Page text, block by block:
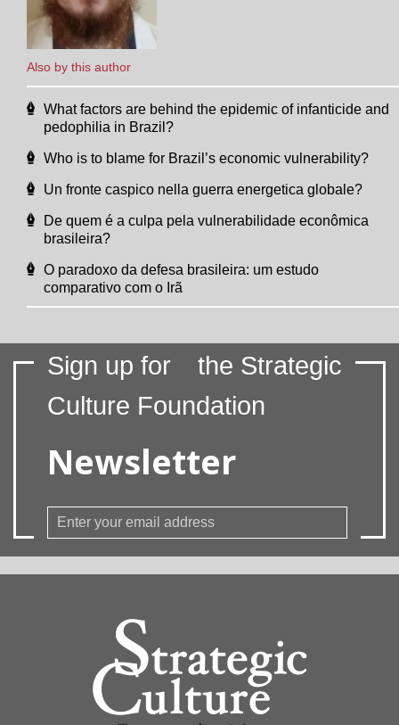
Also by this author
What factors are behind the epidemic of infanticide and
pedophilia in Brazil?
Who is to blame for Brazil’s economic vulnerability?
Un fronte caspico nella guerra energetica globale?
De quem é a culpa pela vulnerabilidade econômica
brasileira?
O paradoxo da defesa brasileira: um estudo
comparativo com o Irã
Sign up for
the Strategic
Culture Foundation
Newsletter